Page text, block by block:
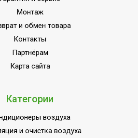
Монтаж
и обмен товара
Контакты
Партнёрам
Карта сайта
Категории
воздуха
и очистка воздуха